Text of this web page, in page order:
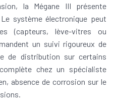
la Mégane III présente
système électronique peut
(capteurs, lève-vitres ou
un suivi rigoureux de
de distribution sur certains
chez un spécialiste
absence de corrosion sur le